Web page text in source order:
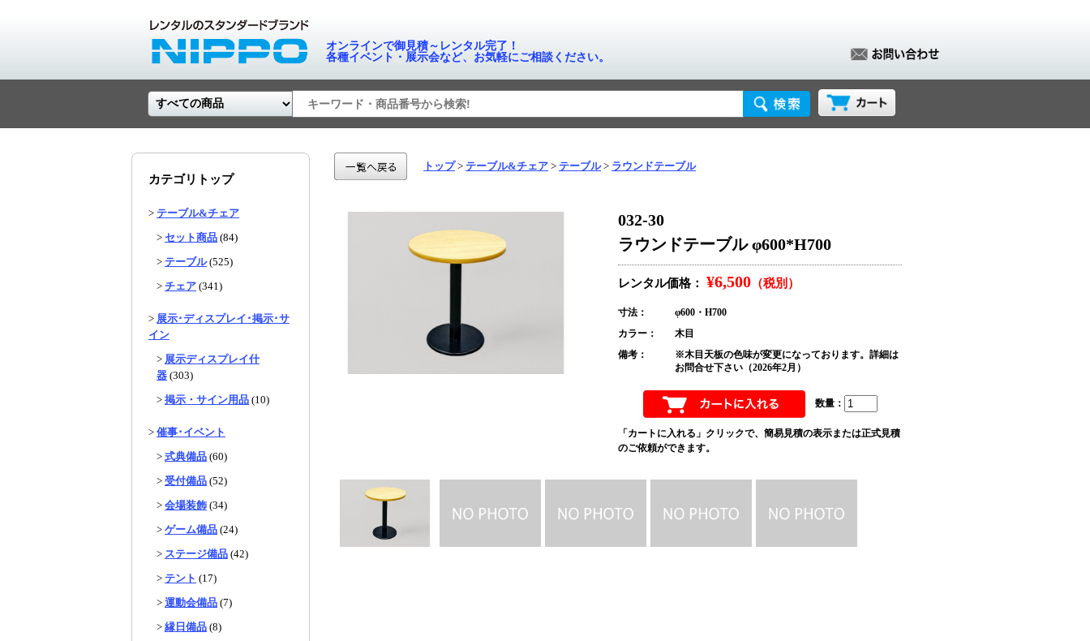
オンラインで御見積～レンタル完了！
各種イベント・展示会など、お気軽にご相談ください。
カテゴリトップ
> テーブル&チェア
> セット商品 (84)
> テーブル(525)
> チェア (341)
> 展示･ディスプレイ･掲示･サ
イン
> 展示ディスプレイ什
器 (303)
> 掲示・サイン用品 (10)
> 催事･イベント
> 式典備品 (60)
> 受付備品 (52)
> 会場装飾 (34)
> ゲーム備品 (24)
> ステージ備品 (42)
> テント (17)
> 運動会備品 (7)
> 縁日備品 (8)
トップ テーブル&チェア テーブル ラウンドテーブル
032-30
ラウンドテーブル φ600*H700
レンタル価格： ¥6,500 （税別）
寸法：
φ600・H700
カラー：
木目
備考：
※木目天板の色味が変更になっております。詳細は
お問合せ下さい（2026年2月）
数量：
「カートに入れる」クリックで、簡易見積の表示または正式見積
のご依頼ができます。